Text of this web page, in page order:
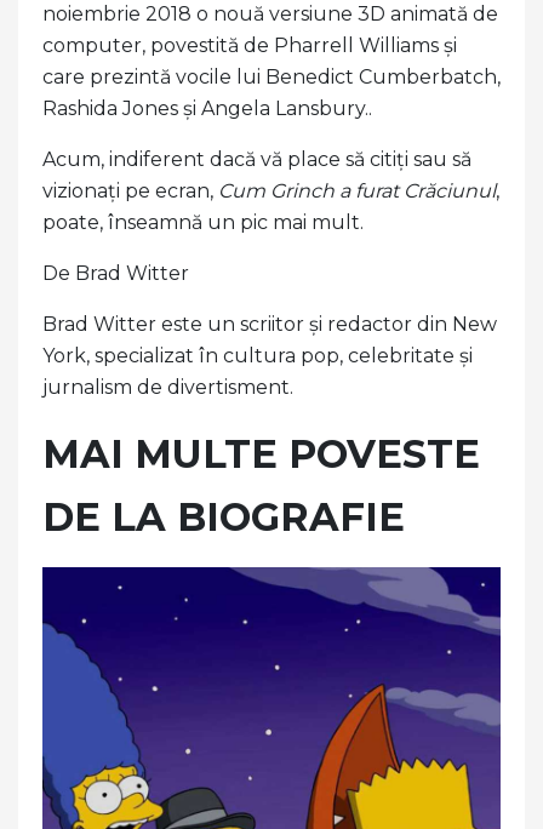
noiembrie 2018 o nouă versiune 3D animată de
computer, povestită de Pharrell Williams și
care prezintă vocile lui Benedict Cumberbatch,
Rashida Jones și Angela Lansbury..
Acum, indiferent dacă vă place să citiți sau să
vizionați pe ecran, Cum Grinch a furat Crăciunul,
poate, înseamnă un pic mai mult.
De Brad Witter
Brad Witter este un scriitor și redactor din New
York, specializat în cultura pop, celebritate și
jurnalism de divertisment.
MAI MULTE POVESTE
DE LA BIOGRAFIE